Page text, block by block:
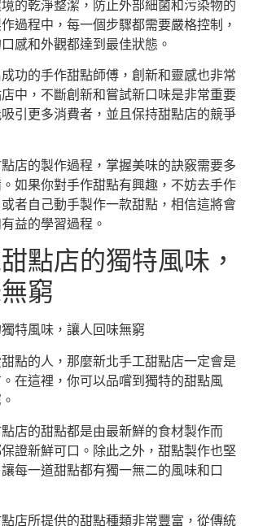
的乾淨整潔，防止外部細菌和污染物的
過程中，每一個步驟都需要嚴格控制，
感和外觀都達到最佳狀態。
功的手作甜點師傅，創新和靈感也非常
中，不斷創新和嘗試新口味是非常重要
引更多消費者，並且保持甜點店的競爭
店的製作過程，掌握美味的訣竅需要多
如果你對手作甜點有興趣，不妨去手作
者自己動手製作一款甜點，相信這將會
益的學習過程。
點店的獨特風味，
窮
特風味，讓人回味無窮
點的人，那麼新北手工甜點店一定會是
在這裡，你可以品嚐到獨特的甜點風
店的甜點都是由最新鮮的食材製作而
證新鮮可口。除此之外，甜點製作也堅
每一道甜點都有獨一無二的風味和口
店所提供的甜點種類非常豐富，從傳統